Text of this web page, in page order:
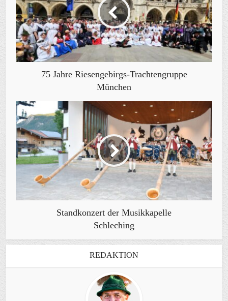
75 Jahre Riesengebirgs-Trachtengruppe
München
Standkonzert der Musikkapelle
Schleching
REDAKTION